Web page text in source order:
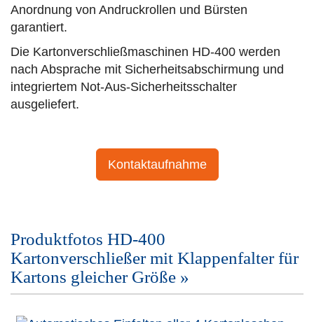
Anordnung von Andruckrollen und Bürsten
garantiert.
Die Kartonverschließmaschinen HD-400 werden
nach Absprache mit Sicherheitsabschirmung und
integriertem Not-Aus-Sicherheitsschalter
ausgeliefert.
Kontaktaufnahme
Produktfotos HD-400
Kartonverschließer mit Klappenfalter für
Kartons gleicher Größe »